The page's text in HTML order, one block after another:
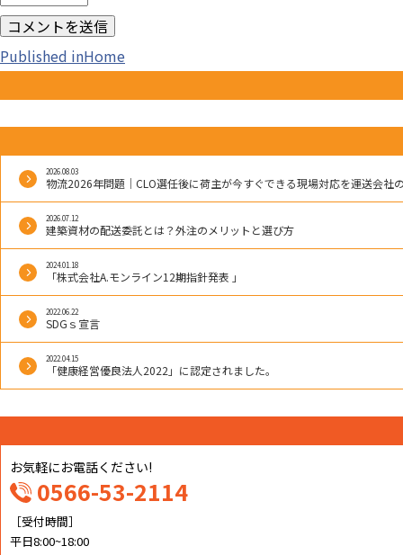
投
稿
ナ
ビ
ゲ
ー
シ
ョ
Published inHome
2026.08.03
物流2026年問題｜CLO選任後に荷主が今すぐできる現場対応を運送会社
2026.07.12
建築資材の配送委託とは？外注のメリットと選び方
2024.01.18
「株式会社A.モンライン12期指針発表 」
2022.06.22
SDGｓ宣言
2022.04.15
「健康経営優良法人2022」に認定されました。
お気軽にお電話ください!
0566-53-2114
［受付時間］
平日8:00~18:00